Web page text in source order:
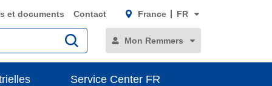
et documents Contact France FR
Mon Remmers
Service Center FR